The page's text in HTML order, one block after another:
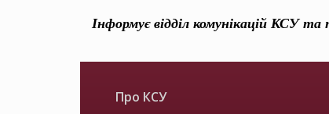
Інформує відділ комунікацій КСУ та
Про КСУ